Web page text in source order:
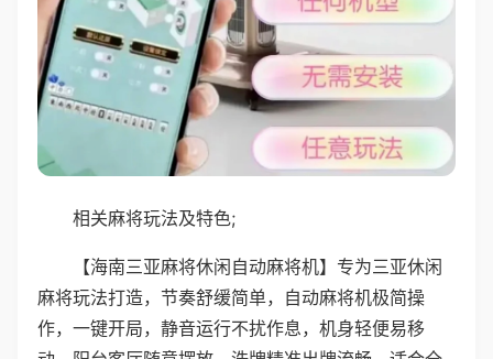
相关麻将玩法及特色;
【海南三亚麻将休闲自动麻将机】专为三亚休闲
麻将玩法打造，节奏舒缓简单，自动麻将机极简操
作，一键开局，静音运行不扰作息，机身轻便易移